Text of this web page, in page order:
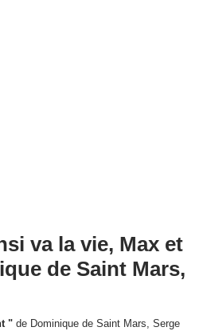
va la vie, Max et
de Saint Mars,
"de Dominique de Saint Mars, Serge